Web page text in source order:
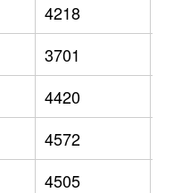
4218
3701
4420
4572
4505